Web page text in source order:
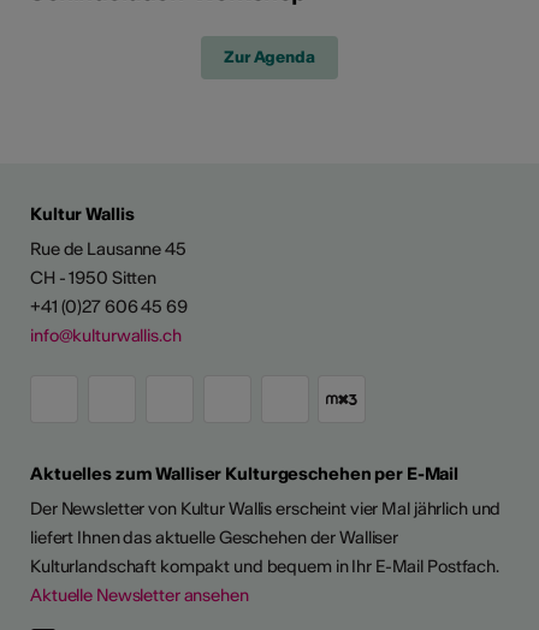
Zur Agenda
Kultur Wallis
Rue de Lausanne 45
CH - 1950 Sitten
+41 (0)27 606 45 69
info@kulturwallis.ch
Aktuelles zum Walliser Kulturgeschehen per E-Mail
Der Newsletter von Kultur Wallis erscheint vier Mal jährlich und
liefert Ihnen das aktuelle Geschehen der Walliser
Kulturlandschaft kompakt und bequem in Ihr E-Mail Postfach.
Aktuelle Newsletter ansehen